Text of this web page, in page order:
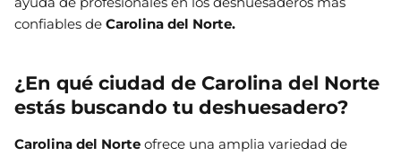
confiables de Carolina del Norte.
¿En qué ciudad de Carolina del Norte
estás buscando tu deshuesadero?
Carolina del Norte ofrece una amplia variedad de